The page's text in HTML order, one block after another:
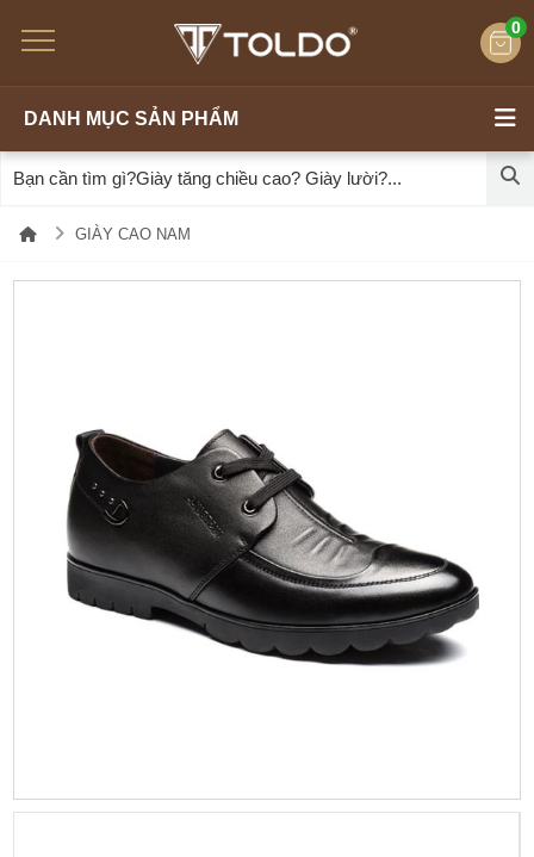
0
DANH MỤC SẢN PHẨM
GIÀY CAO NAM